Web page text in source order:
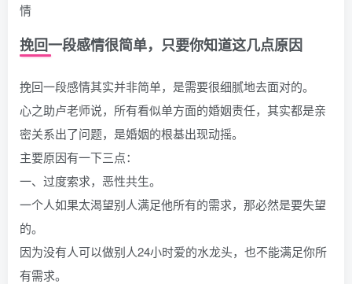
情
挽回一段感情很简单，只要你知道这几点原因
挽回一段感情其实并非简单，是需要很细腻地去面对的。
心之助卢老师说，所有看似单方面的婚姻责任，其实都是亲
密关系出了问题，是婚姻的根基出现动摇。
主要原因有一下三点：
一、过度索求，恶性共生。
一个人如果太渴望别人满足他所有的需求，那必然是要失望
的。
因为没有人可以做别人24小时爱的水龙头，也不能满足你所
有需求。